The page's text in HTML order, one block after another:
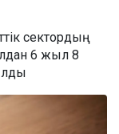
сектордың
6 жыл 8